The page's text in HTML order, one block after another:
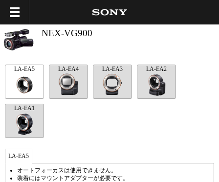
NEX-VG900
LA-EA5 LA-EA4 LA-EA3 LA-EA2
LA-EA1
LA-EA5
オートフォーカスは使用できません。
装着にはマウントアダプターが必要です。